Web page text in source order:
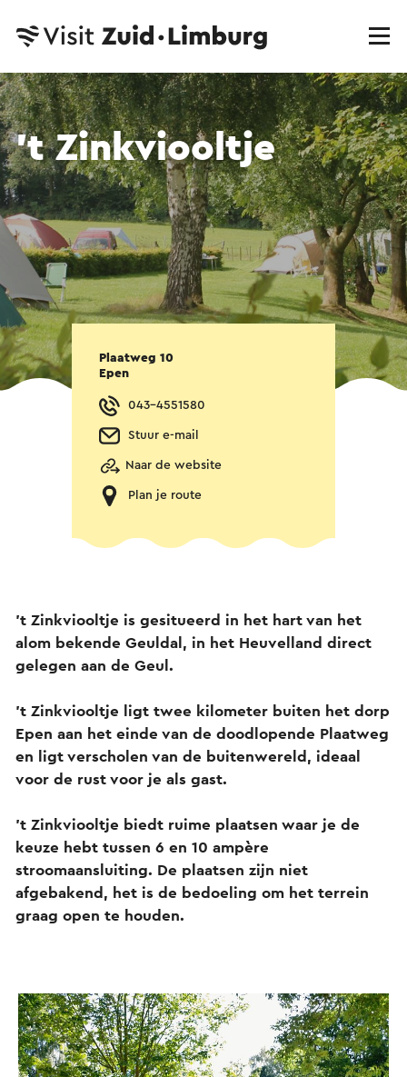
't Zinkviooltje
Plaatweg 10
Epen
043-4551580
Stuur e-mail
Naar de website
Plan je route
’t Zinkviooltje is gesitueerd in het hart van het
alom bekende Geuldal, in het Heuvelland direct
gelegen aan de Geul.
't Zinkviooltje ligt twee kilometer buiten het dorp
Epen aan het einde van de doodlopende Plaatweg
en ligt verscholen van de buitenwereld, ideaal
voor de rust voor je als gast.
't Zinkviooltje biedt ruime plaatsen waar je de
keuze hebt tussen 6 en 10 ampère
stroomaansluiting. De plaatsen zijn niet
afgebakend, het is de bedoeling om het terrein
graag open te houden.